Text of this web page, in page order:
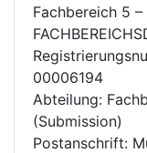
Fachbereich 5 –
00006194
Abteilung:
(Submission)
Postanschrift: